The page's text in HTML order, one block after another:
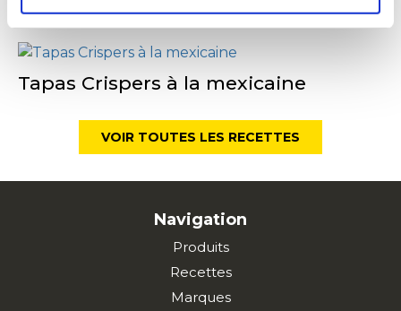
Tapas Crispers à la mexicaine
VOIR TOUTES LES RECETTES
Navigation
Produits
Recettes
Marques